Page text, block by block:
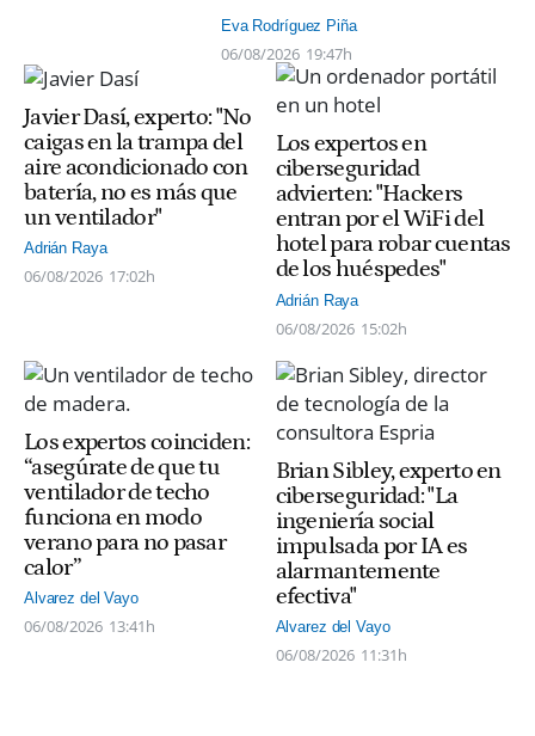
Eva Rodríguez Piña
06/08/2026 19:47h
Javier Dasí, experto: "No
caigas en la trampa del
aire acondicionado con
batería, no es más que
un ventilador"
Adrián Raya
06/08/2026 17:02h
Los expertos en
ciberseguridad
advierten: "Hackers
entran por el WiFi del
hotel para robar cuentas
de los huéspedes"
Adrián Raya
06/08/2026 15:02h
Los expertos coinciden:
“asegúrate de que tu
ventilador de techo
funciona en modo
verano para no pasar
calor”
Alvarez del Vayo
06/08/2026 13:41h
Brian Sibley, experto en
ciberseguridad: "La
ingeniería social
impulsada por IA es
alarmantemente
efectiva"
Alvarez del Vayo
06/08/2026 11:31h